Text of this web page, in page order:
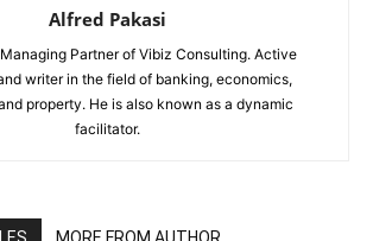
Alfred Pakasi
Partner of Vibiz Consulting. Active
writer in the field of banking, economics,
property. He is also known as a dynamic
facilitator.